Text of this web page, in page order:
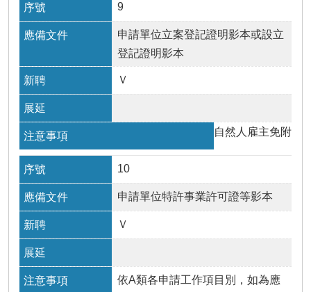
9
申請單位立案登記證明影本或設立
登記證明影本
Ｖ
自然人雇主免附
10
申請單位特許事業許可證等影本
Ｖ
依A類各申請工作項目別，如為應